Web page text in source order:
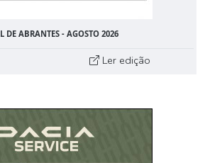
DE ABRANTES - AGOSTO 2026
Ler edição